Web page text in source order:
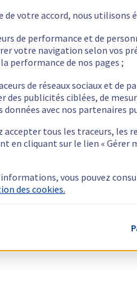
de votre accord, nous utilisons
de performance et de
votre navigation selon vos
performance de nos pages ;
de réseaux sociaux et de
des publicités ciblées, de
données avec nos partenaires
accepter tous les traceurs, les
en cliquant sur le lien « Gérer
vous pouvez
des cookies.